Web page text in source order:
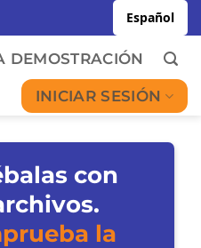
Español
DEMOSTRACIÓN
INICIAR SESIÓN
con
la